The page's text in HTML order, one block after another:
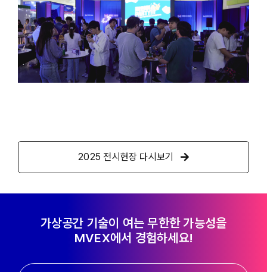
2025 전시현장 다시보기
가상공간 기술이 여는 무한한 가능성을
MVEX에서 경험하세요!